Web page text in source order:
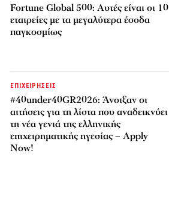
Fortune Global 500: Αυτές είναι οι 10
εταιρείες με τα μεγαλύτερα έσοδα
παγκοσμίως
ΕΠΙΧΕΙΡΗΣΕΙΣ
#40under40GR2026: Άνοιξαν οι
αιτήσεις για τη λίστα που αναδεικνύει
τη νέα γενιά της ελληνικής
επιχειρηματικής ηγεσίας – Apply
Now!